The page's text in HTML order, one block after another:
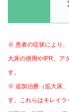
※ 患者の症状により
大床の併用やIPR、ア
す。
※ 追加治療（拡大床
す。これらはキレイ